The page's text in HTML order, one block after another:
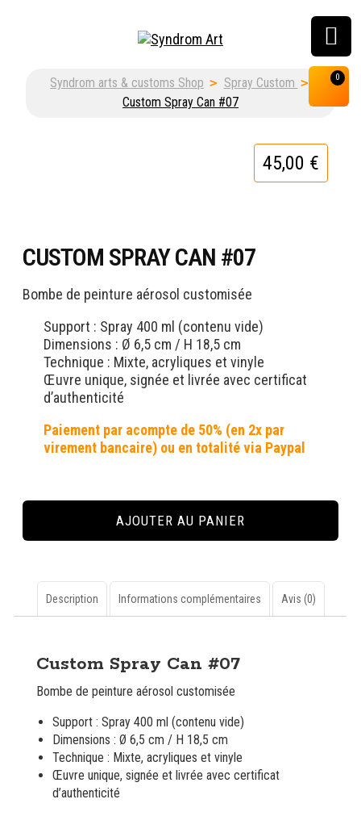
0
Customisation, graffiti
& street art shop
Syndrom arts & customs Shop > Spray Custom >
Custom Spray Can #07
CUSTOM SPRAY CAN #07
45,00 €
Bombe de peinture aérosol customisée
Support : Spray 400 ml (contenu vide)
Dimensions : Ø 6,5 cm / H 18,5 cm
Technique : Mixte, acryliques et vinyle
Œuvre unique, signée et livrée avec certificat
d’authenticité
de
Spray
AJOUTER AU PANIER
Description Informations complémentaires Avis (0)
Custom Spray Can #07
Bombe de peinture aérosol customisée
Support : Spray 400 ml (contenu vide)
Dimensions : Ø 6,5 cm / H 18,5 cm
Technique : Mixte, acryliques et vinyle
Œuvre unique, signée et livrée avec certificat
d’authenticité